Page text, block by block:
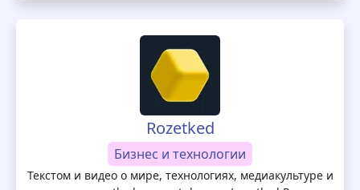
Rozetked
Бизнес и технологии
Текстом и видео о мире, технологиях, медиакультуре и